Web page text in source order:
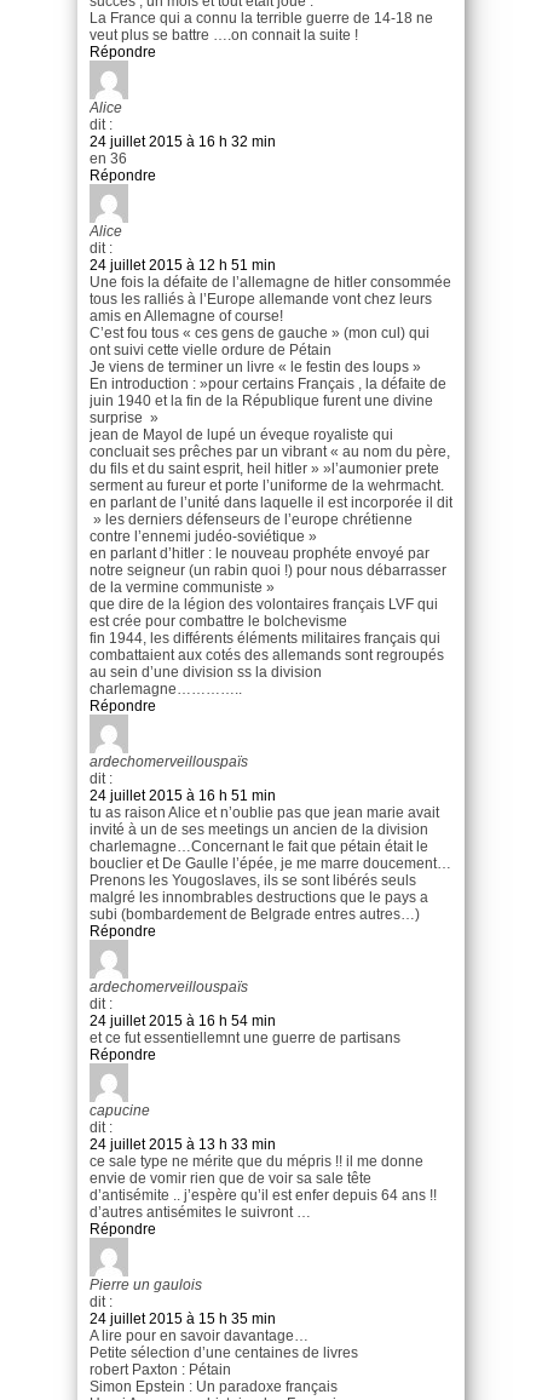
La France qui a connu la terrible guerre de 14-18 ne
veut plus se battre ….on connait la suite !
Répondre
Alice
dit :
24 juillet 2015 à 16 h 32 min
en 36
Répondre
Alice
dit :
24 juillet 2015 à 12 h 51 min
Une fois la défaite de l’allemagne de hitler consommée
tous les ralliés à l’Europe allemande vont chez leurs
amis en Allemagne of course!
C’est fou tous « ces gens de gauche » (mon cul) qui
ont suivi cette vielle ordure de Pétain
Je viens de terminer un livre « le festin des loups »
En introduction : »pour certains Français , la défaite de
juin 1940 et la fin de la République furent une divine
surprise »
jean de Mayol de lupé un éveque royaliste qui
concluait ses prêches par un vibrant « au nom du père,
du fils et du saint esprit, heil hitler » »l’aumonier prete
serment au fureur et porte l’uniforme de la wehrmacht.
en parlant de l’unité dans laquelle il est incorporée il dit
» les derniers défenseurs de l’europe chrétienne
contre l’ennemi judéo-soviétique »
en parlant d’hitler : le nouveau prophéte envoyé par
notre seigneur (un rabin quoi !) pour nous débarrasser
de la vermine communiste »
que dire de la légion des volontaires français LVF qui
est crée pour combattre le bolchevisme
fin 1944, les différents éléments militaires français qui
combattaient aux cotés des allemands sont regroupés
au sein d’une division ss la division
charlemagne…………..
Répondre
ardechomerveillouspaïs
dit :
24 juillet 2015 à 16 h 51 min
tu as raison Alice et n’oublie pas que jean marie avait
invité à un de ses meetings un ancien de la division
charlemagne…Concernant le fait que pétain était le
bouclier et De Gaulle l’épée, je me marre doucement…
Prenons les Yougoslaves, ils se sont libérés seuls
malgré les innombrables destructions que le pays a
subi (bombardement de Belgrade entres autres…)
Répondre
ardechomerveillouspaïs
dit :
24 juillet 2015 à 16 h 54 min
et ce fut essentiellemnt une guerre de partisans
Répondre
capucine
dit :
24 juillet 2015 à 13 h 33 min
ce sale type ne mérite que du mépris !! il me donne
envie de vomir rien que de voir sa sale tête
d’antisémite .. j’espère qu’il est enfer depuis 64 ans !!
d’autres antisémites le suivront …
Répondre
Pierre un gaulois
dit :
24 juillet 2015 à 15 h 35 min
A lire pour en savoir davantage…
Petite sélection d’une centaines de livres
robert Paxton : Pétain
Simon Epstein : Un paradoxe français